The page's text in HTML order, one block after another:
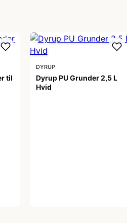
til
DYRUP
Dyrup PU Grunder 2,5 L
Hvid